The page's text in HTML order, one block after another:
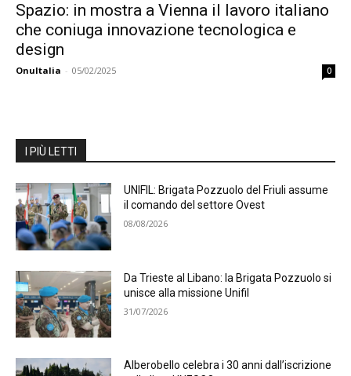
Spazio: in mostra a Vienna il lavoro italiano
che coniuga innovazione tecnologica e
design
OnuItalia - 05/02/2025 0
I PIÙ LETTI
UNIFIL: Brigata Pozzuolo del Friuli assume
il comando del settore Ovest
08/08/2026
Da Trieste al Libano: la Brigata Pozzuolo si
unisce alla missione Unifil
31/07/2026
Alberobello celebra i 30 anni dall’iscrizione